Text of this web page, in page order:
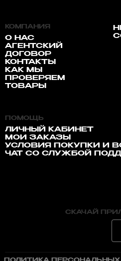
КОМПАНИЯ
О НАС
АГЕНТСКИЙ
ДОГОВОР
КОНТАКТЫ
КАК МЫ
ПРОВЕРЯЕМ
ТОВАРЫ
ПОМОЩЬ
ЛИЧНЫЙ КАБИНЕТ
МОИ ЗАКАЗЫ
УСЛОВИЯ ПОКУПКИ И
ЧАТ СО СЛУЖБОЙ
СКАЧАЙ